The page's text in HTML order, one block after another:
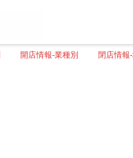
開店情報-業種別 閉店情報